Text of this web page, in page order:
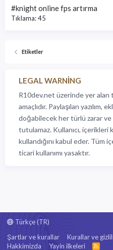
#knight online fps artırma
Tıklama: 45
Etiketler
LEGAL WARNING
R10dev.net üzerinde yer
amaçlıdır. Paylaşılan yazılım,
doğabilecek her türlü zarar
tutulamaz. Kullanıcı, içerikleri
kullandığını kabul eder. Tüm
ticari kullanımı yasaktır.
Türkçe (TR)
Şartlar ve kurallar
Kurallar ve
Hakkimizda
Yayin ilkeleri
R